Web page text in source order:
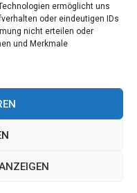
ermöglicht uns
oder eindeutigen IDs
nicht erteilen oder
und Merkmale